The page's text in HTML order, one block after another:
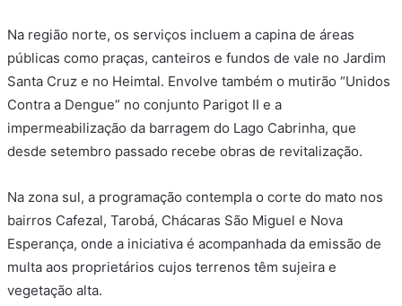
Na região norte, os serviços incluem a capina de áreas
públicas como praças, canteiros e fundos de vale no Jardim
Santa Cruz e no Heimtal. Envolve também o mutirão “Unidos
Contra a Dengue” no conjunto Parigot II e a
impermeabilização da barragem do Lago Cabrinha, que
desde setembro passado recebe obras de revitalização.
Na zona sul, a programação contempla o corte do mato nos
bairros Cafezal, Tarobá, Chácaras São Miguel e Nova
Esperança, onde a iniciativa é acompanhada da emissão de
multa aos proprietários cujos terrenos têm sujeira e
vegetação alta.